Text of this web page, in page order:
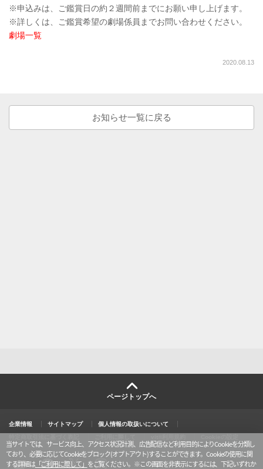
※申込みは、ご鑑賞日の約２週間前までにお願い申し上げます。
※詳しくは、ご鑑賞希望の劇場係員までお問い合わせください。
劇場一覧
2020.08.13
お知らせ一覧に戻る
ページトップへ
企業情報 サイトマップ
個人情報の取扱いについて
当サイトでは、サービス向上、アクセス状況計測、広告配信など利用目的によりCookieを分類し
ており、必要に応じてCookieをブロック(オプトアウト)することができます。Cookieの使用に関
する詳細は「ご利用に際して」 をご覧ください。 ※この画面を非表示にするには、下記いずれか